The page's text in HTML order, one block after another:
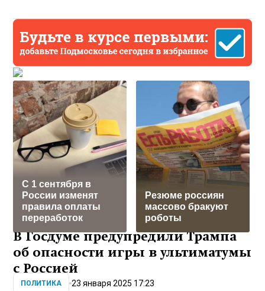
С 1 сентября в
России изменят
правила оплаты
переработок
Резюме россиян
массово бракуют
роботы
В Госдуме предупредили Трампа
об опасности игры в ультиматумы
с Россией
ПОЛИТИКА 23 января 2025 17:23